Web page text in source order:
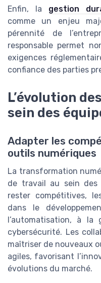
Enfin, la gestion
comme un enjeu
pérennité de
responsable permet
exigences
confiance des parties
L’évolution
sein des
Adapter les
outils numériques
La transformation
de travail au sein des
rester compétitives,
dans le
l’automatisation, à
cybersécurité. Les
maîtriser de nouveaux
agiles, favorisant
évolutions du marché.